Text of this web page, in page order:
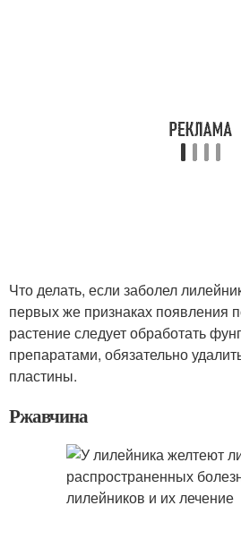
Что делать, если заболел
первых же признаках появления
растение следует обработать
препаратами, обязательно
пластины.
Ржавчина